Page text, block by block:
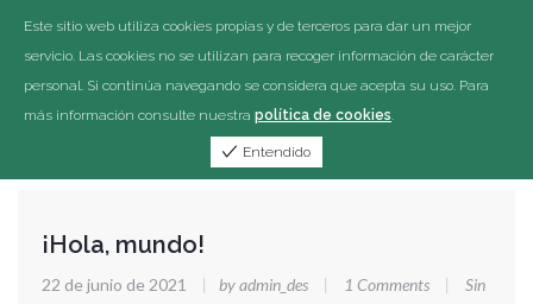
¡Hola, mundo!
22 de junio de 2021 | by admin_des | 1 Comments |
Sin
Este sitio web utiliza cookies propias y de terceros para dar un mejor
servicio. Las cookies no se utilizan para recoger información de carácter
personal. Si continúa navegando se considera que acepta su uso. Para
más información consulte nuestra política de cookies.
Entendido